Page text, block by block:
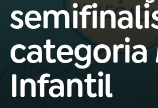
MEC
Início
01INÍCIO
02A RÁDIO
categoria
Infantil